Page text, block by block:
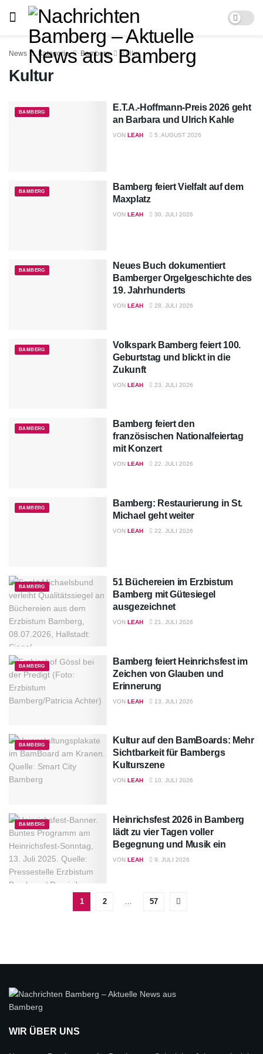
News Kategorie Bamberg Kultur
Kultur
BAMBERG
E.T.A.-Hoffmann-Preis 2026 geht
an Barbara und Ulrich Kahle
VON LEAH 5. AUGUST 2026
BAMBERG
Bamberg feiert Vielfalt auf dem
Maxplatz
VON LEAH 30. JULI 2026
BAMBERG
Neues Buch dokumentiert
Bamberger Orgelgeschichte des
19. Jahrhunderts
VON LEAH 28. JULI 2026
BAMBERG
Volkspark Bamberg feiert 100.
Geburtstag und blickt in die
Zukunft
VON LEAH 23. JULI 2026
BAMBERG
Bamberg feiert den
französischen Nationalfeiertag
mit Konzert
VON LEAH 22. JULI 2026
BAMBERG
Bamberg: Restaurierung in St.
Michael geht weiter
VON LEAH 22. JULI 2026
BAMBERG
51 Büchereien im Erzbistum
Bamberg mit Gütesiegel
ausgezeichnet
VON LEAH 21. JULI 2026
BAMBERG
Bamberg feiert Heinrichsfest im
Zeichen von Glauben und
Erinnerung
VON LEAH 13. JULI 2026
BAMBERG
Kultur auf den BamBoards: Mehr
Sichtbarkeit für Bambergs
Kulturszene
VON LEAH 10. JULI 2026
BAMBERG
Heinrichsfest 2026 in Bamberg
lädt zu vier Tagen voller
Begegnung und Musik ein
VON LEAH 9. JULI 2026
1 2 … 57
WIR ÜBER UNS